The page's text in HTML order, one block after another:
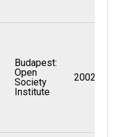
Budapest:
Open
Society
Institute
2002